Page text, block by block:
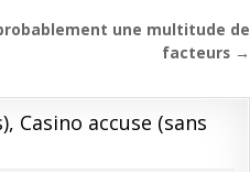
une multitude de
facteurs →
Casino accuse (sans